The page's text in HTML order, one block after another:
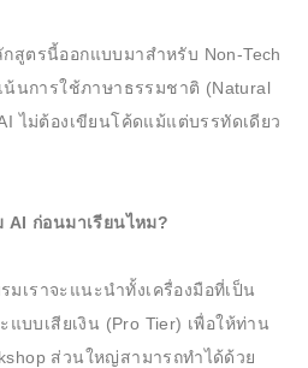
สูตรนี้ออกแบบมาสำหรับ Non-Tech
น้นการใช้ภาษาธรรมชาติ (Natural
ไม่ต้องเขียนโค้ดแม้แต่บรรทัดเดียว
AI ก่อนมาเรียนไหม?
มเราจะแนะนำทั้งเครื่องมือที่เป็น
บบเสียเงิน (Pro Tier) เพื่อให้ท่าน
ส่วนใหญ่สามารถทำได้ด้วย